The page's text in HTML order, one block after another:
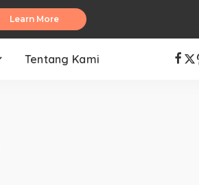
Learn More
Tentang Kami